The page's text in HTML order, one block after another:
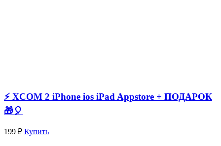
⚡️ XCOM 2 iPhone ios iPad Appstore + ПОДАРОК
🎁🎈
199 ₽ Купить